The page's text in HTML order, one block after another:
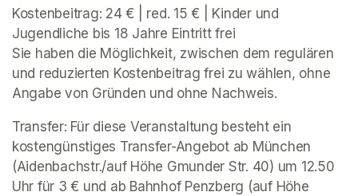
Kostenbeitrag: 24 € | red. 15 € | Kinder und
Jugendliche bis 18 Jahre Eintritt frei
Sie haben die Möglichkeit, zwischen dem regulären
und reduzierten Kostenbeitrag frei zu wählen, ohne
Angabe von Gründen und ohne Nachweis.
Transfer: Für diese Veranstaltung besteht ein
kostengünstiges Transfer-Angebot ab München
(Aidenbachstr./auf Höhe Gmunder Str. 40) um 12.50
Uhr für 3 € und ab Bahnhof Penzberg (auf Höhe